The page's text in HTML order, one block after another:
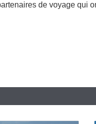
de voyage qui